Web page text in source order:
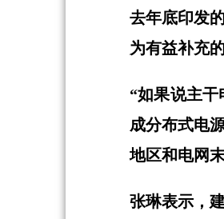
去年底印发
为有益补充
“如果说主
成分布式电
地区和电网
张琳表示，